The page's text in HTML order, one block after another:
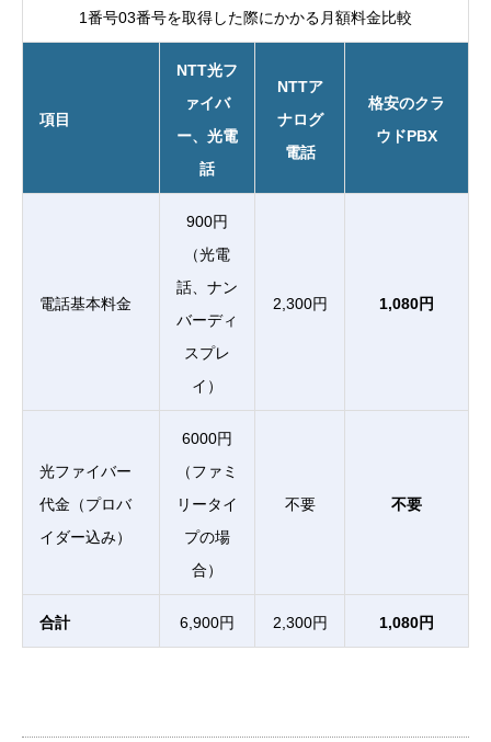
1番号03番号を取得した際にかかる月額料金比較
項目
NTT光フ
ァイバ
ー、光電
話
NTTア
ナログ
電話
格安のクラ
ウドPBX
電話基本料金
900円
（光電
話、ナン
バーディ
スプレ
イ）
2,300円 1,080円
光ファイバー
代金（プロバ
イダー込み）
6000円
（ファミ
リータイ
プの場
合）
不要 不要
合計 6,900円 2,300円 1,080円